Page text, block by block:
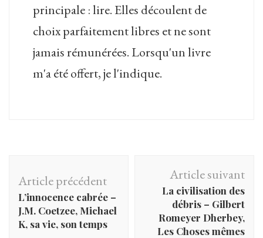
principale : lire. Elles découlent de
choix parfaitement libres et ne sont
jamais rémunérées. Lorsqu'un livre
m'a été offert, je l'indique.
d'article
Article précédent
L’innocence cabrée –
J.M. Coetzee, Michael
K, sa vie, son temps
Article suivant
La civilisation des
débris – Gilbert
Romeyer Dherbey,
Les Choses mêmes